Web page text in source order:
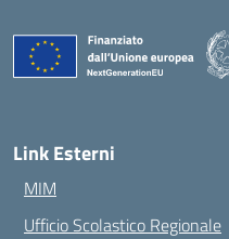
Link Esterni
MIM
Ufficio Scolastico Regionale